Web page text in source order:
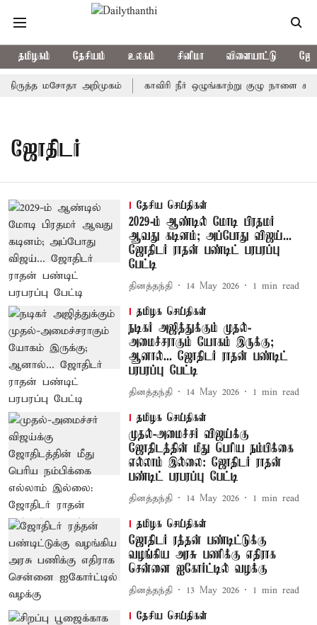
தமிழகம் தேசியம் உலகம் சினிமா விளையாட்டு
மசோதா அறிமுகம் காவிரி நீர் ஒழுங்காற்று குழு நாளை
ஜோதிடர்
தேசிய செய்திகள்
2029-ம் ஆண்டில் மோடி பிரதமர்
ஆவது கடினம்; அப்போது விஜய்...
ஜோதிடர் ராதன் பண்டிட் பரபரப்பு
பேட்டி
தினத்தந்தி 14 May 2026 1 min read
தமிழக செய்திகள்
நடிகர் அஜித்துக்கும் முதல்-
அமைச்சராகும் யோகம் இருக்கு;
ஆனால்... ஜோதிடர் ராதன் பண்டிட்
பரபரப்பு பேட்டி
தினத்தந்தி 14 May 2026 1 min read
தமிழக செய்திகள்
முதல்-அமைச்சர் விஜய்க்கு
ஜோதிடத்தின் மீது பெரிய நம்பிக்கை
எல்லாம் இல்லை: ஜோதிடர் ராதன்
பண்டிட் பரபரப்பு பேட்டி
தினத்தந்தி 14 May 2026 1 min read
தமிழக செய்திகள்
ஜோதிடர் ரத்தன் பண்டிட்டுக்கு
வழங்கிய அரசு பணிக்கு எதிராக
சென்னை ஐகோர்ட்டில் வழக்கு
தினத்தந்தி 13 May 2026 1 min read
தேசிய செய்திகள்